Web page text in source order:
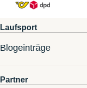
Laufsport
Blogeinträge
Partner